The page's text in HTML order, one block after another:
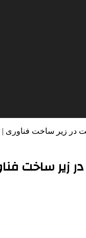
| از ویندوز اورجینال تا لایسنس